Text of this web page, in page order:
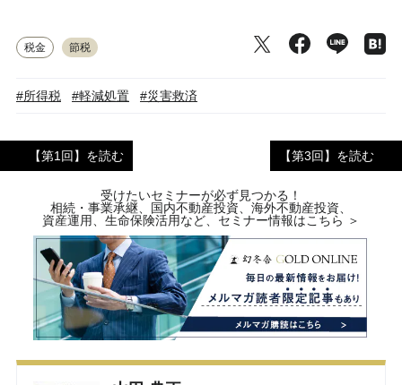
税金 節税
#所得税 #軽減処置 #災害救済
【第1回】を読む 【第3回】を読む
受けたいセミナーが必ず見つかる！
相続・事業承継、国内不動産投資、海外不動産投資、
資産運用、生命保険活用など、セミナー情報はこちら ＞